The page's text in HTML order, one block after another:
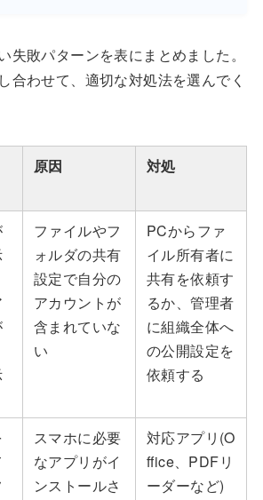
失敗パターンを表にまとめました。
合わせて、適切な対処法を選んでく
原因 対処
ファイルやフ
ォルダの共有
設定で自分の
アカウントが
含まれていな
い
PCからファ
イル所有者に
共有を依頼す
るか、管理者
に組織全体へ
の公開設定を
依頼する
スマホに必要
なアプリがイ
ンストールさ
対応アプリ(O
ffice、PDFリ
ーダーなど)